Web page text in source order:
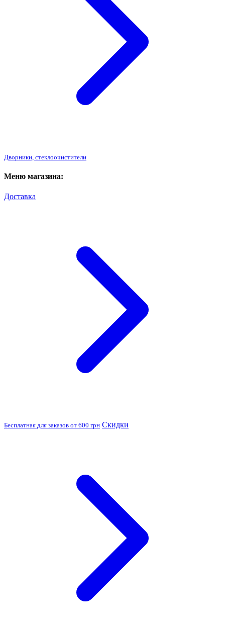
Дворники, стеклоочистители
Меню магазина:
Доставка
Бесплатная для заказов от 600 грн Скидки